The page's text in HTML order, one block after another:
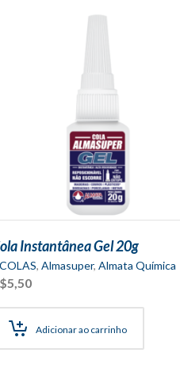
Instantânea Gel 20g
, Almasuper, Almata Química
5,50
Adicionar ao carrinho